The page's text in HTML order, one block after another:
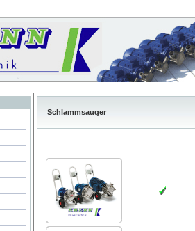
Schlammsauger